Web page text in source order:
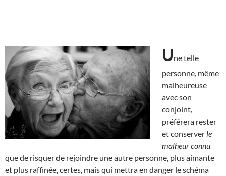
Une telle
personne, même
malheureuse
avec son
conjoint,
préférera rester
et conserver le
malheur connu
que de risquer de rejoindre une autre personne, plus aimante
et plus raffinée, certes, mais qui mettra en danger le schéma